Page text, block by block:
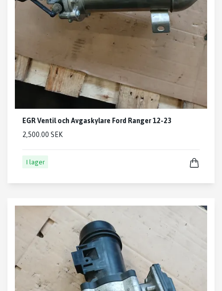
EGR Ventil och Avgaskylare Ford Ranger 12-23
2,500.00 SEK
I lager